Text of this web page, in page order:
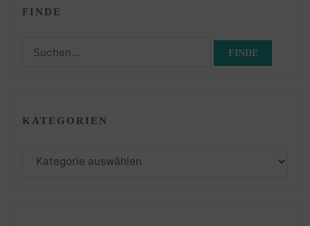
FINDE
Suchen
KATEGORIEN